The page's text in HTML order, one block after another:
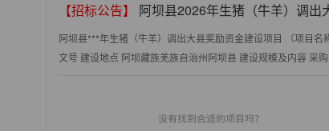
【招标公告】 阿坝县2026年生猪（牛羊）调出
阿坝县***年生猪（牛羊）调出大县奖励资金建设项目 （项目
文号 建设地点 阿坝藏族羌族自治州阿坝县 建设规模及内容 采